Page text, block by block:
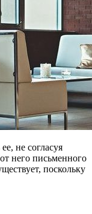
не согласуя
него письменного
поскольку